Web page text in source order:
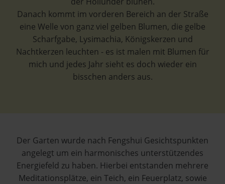
Danach kommt im vorderen Bereich an der Straße
eine Welle von ganz viel gelben Blumen, die gelbe
Scharfgabe, Lysimachia, Königskerzen und
Nachtkerzen leuchten - es ist malen mit Blumen für
mich und jedes Jahr sieht es doch wieder ein
bisschen anders aus.
Der Garten wurde nach Fengshui Gesichtspunkten
angelegt um ein harmonisches unterstützendes
Energiefeld zu haben. Hierbei entstanden mehrere
Meditationsplätze, ein Teich, ein Feuerplatz, sowie